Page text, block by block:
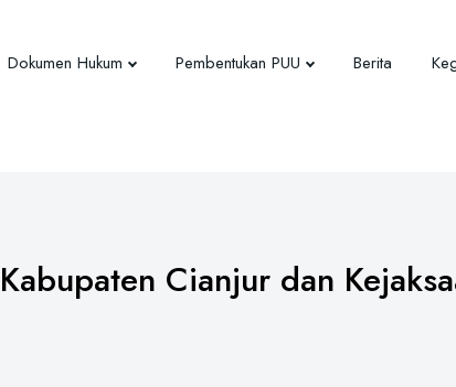
Dokumen Hukum Pembentukan PUU Berita
Cianjur dan